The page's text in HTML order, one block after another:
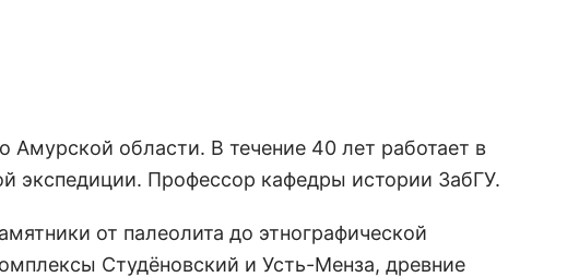
Амурской области. В течение 40 лет работает в
экспедиции. Профессор кафедры истории ЗабГУ.
от палеолита до этнографической
Студёновский и Усть-Менза, древние